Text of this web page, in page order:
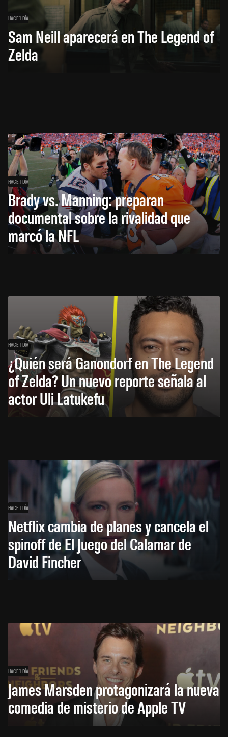
HACE 1 DÍA
Sam Neill aparecerá en The Legend of
Zelda
HACE 1 DÍA
Brady vs. Manning: preparan
documental sobre la rivalidad que
marcó la NFL
HACE 1 DÍA
¿Quién será Ganondorf en The Legend
of Zelda? Un nuevo reporte señala al
actor Uli Latukefu
HACE 1 DÍA
Netflix cambia de planes y cancela el
spinoff de El Juego del Calamar de
David Fincher
HACE 1 DÍA
James Marsden protagonizará la nueva
comedia de misterio de Apple TV